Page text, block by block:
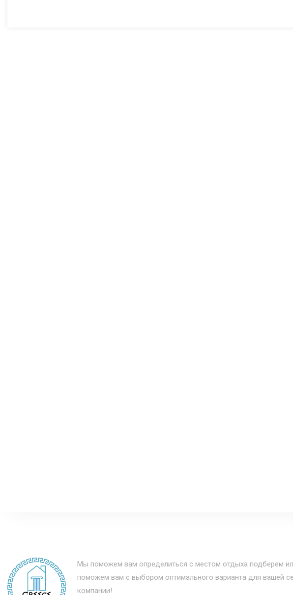
Мы поможем вам определиться с местом отдыха подберем
поможем вам с выбором оптимального варианта для вашей
компании!